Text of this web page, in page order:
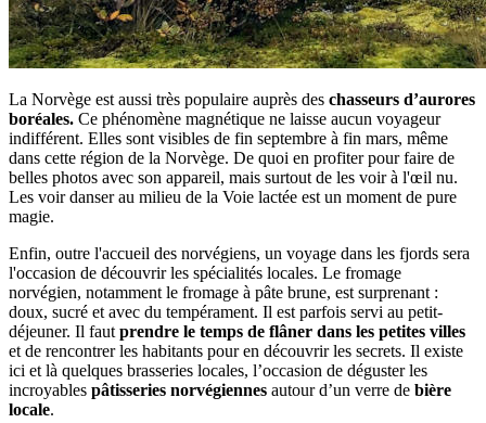
La Norvège est aussi très populaire auprès des chasseurs d’aurores
boréales. Ce phénomène magnétique ne laisse aucun voyageur
indifférent. Elles sont visibles de fin septembre à fin mars, même
dans cette région de la Norvège. De quoi en profiter pour faire de
belles photos avec son appareil, mais surtout de les voir à l'œil nu.
Les voir danser au milieu de la Voie lactée est un moment de pure
magie.
Enfin, outre l'accueil des norvégiens, un voyage dans les fjords sera
l'occasion de découvrir les spécialités locales. Le fromage
norvégien, notamment le fromage à pâte brune, est surprenant :
doux, sucré et avec du tempérament. Il est parfois servi au petit-
déjeuner. Il faut prendre le temps de flâner dans les petites villes
et de rencontrer les habitants pour en découvrir les secrets. Il existe
ici et là quelques brasseries locales, l’occasion de déguster les
incroyables pâtisseries norvégiennes autour d’un verre de bière
locale.